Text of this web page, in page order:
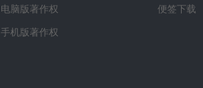
电脑版著作权
手机版著作权
便签下载